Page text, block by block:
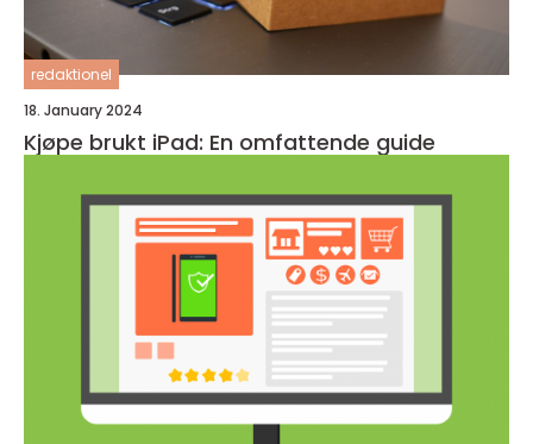
redaktionel
18. January 2024
Kjøpe brukt iPad: En omfattende guide